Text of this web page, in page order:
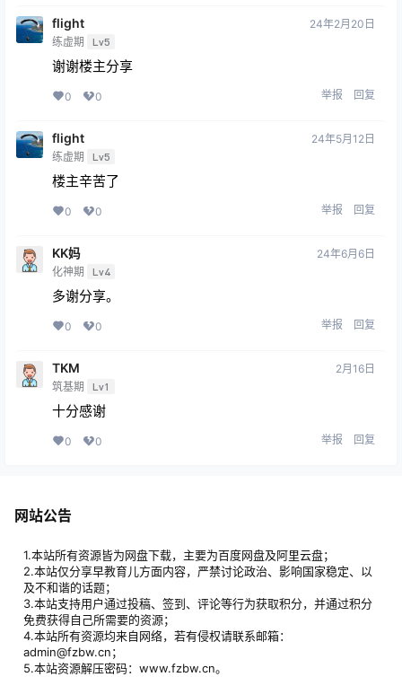
flight
练虚期 Lv5
24年2月20日
谢谢楼主分享
0 0 举报 回复
flight
练虚期 Lv5
24年5月12日
楼主辛苦了
0 0 举报 回复
KK妈
化神期 Lv4
24年6月6日
多谢分享。
0 0 举报 回复
TKM
筑基期 Lv1
2月16日
十分感谢
0 0 举报 回复
网站公告
1.本站所有资源皆为网盘下载，主要为百度网盘及阿里云盘；
2.本站仅分享早教育儿方面内容，严禁讨论政治、影响国家稳定、以
及不和谐的话题；
3.本站支持用户通过投稿、签到、评论等行为获取积分，并通过积分
免费获得自己所需要的资源；
4.本站所有资源均来自网络，若有侵权请联系邮箱：
admin@fzbw.cn；
5.本站资源解压密码：www.fzbw.cn。